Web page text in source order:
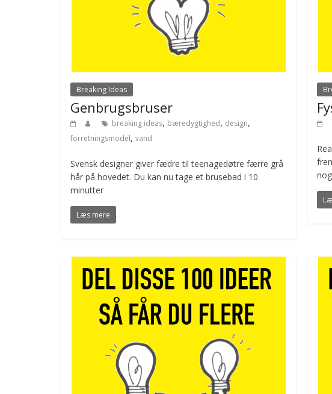
Breaking Ideas
Genbrugsbruser
breaking ideas, bæredygtighed, design,
forretningsmodel, vand
Svensk designer giver fædre til teenagedøtre færre grå
hår på hovedet. Du kan nu tage et brusebad i 10
minutter
Læs mere